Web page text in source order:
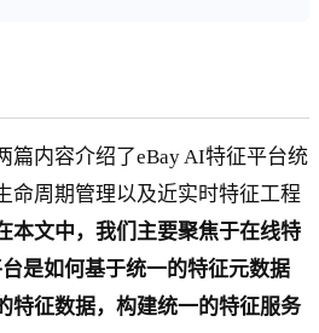
篇内容介绍了eBay AI特征平台统
命周期管理以及近实时特征工程
本文中，我们主要聚焦于在线特
是如何基于统一的特征元数据
特征数据，构建统一的特征服务